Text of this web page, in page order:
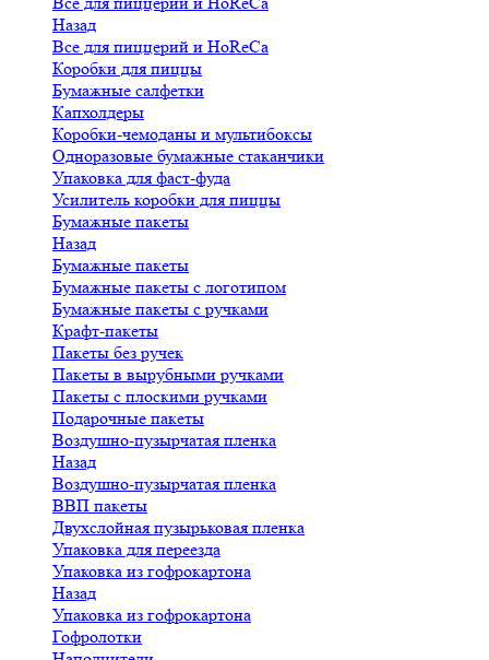
Назад
Все для пиццерий и HoReCa
Коробки для пиццы
Бумажные салфетки
Капхолдеры
Коробки-чемоданы и мультибоксы
Одноразовые бумажные стаканчики
Упаковка для фаст-фуда
Усилитель коробки для пиццы
Бумажные пакеты
Назад
Бумажные пакеты
Бумажные пакеты с логотипом
Бумажные пакеты с ручками
Крафт-пакеты
Пакеты без ручек
Пакеты в вырубными ручками
Пакеты с плоскими ручками
Подарочные пакеты
Воздушно-пузырчатая пленка
Назад
Воздушно-пузырчатая пленка
ВВП пакеты
Двухслойная пузырьковая пленка
Упаковка для переезда
Упаковка из гофрокартона
Назад
Упаковка из гофрокартона
Гофролотки